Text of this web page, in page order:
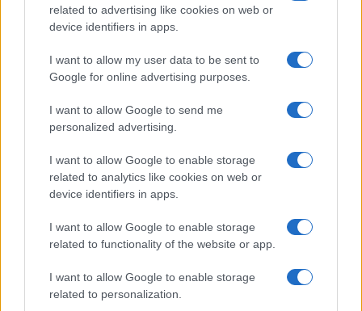
related to advertising like cookies on web or
device identifiers in apps.
I want to allow my user data to be sent to
Google for online advertising purposes.
I want to allow Google to send me
personalized advertising.
I want to allow Google to enable storage
related to analytics like cookies on web or
device identifiers in apps.
I want to allow Google to enable storage
related to functionality of the website or app.
I want to allow Google to enable storage
related to personalization.
Savezi pisaca Rumunije i Republike Moldavije
početkom maja poručili su u zajedničkoj izjavi:
„Vrijeme je da se s deklaracija pređe na konkretne
korake.” Ipak, potrajat će do ostvarenja tog cilja. U
ustavima obje države postoje visoke prepreke za
ujedinjenje, a Moldavija se i u tom dokumentu
obavezala na vojnu neutralnost. Ali najveća
područjem koje i danas kontrolišu proruski
separatisti.
„To je njihova stvar”
Uprkos svemu, tema ujedinjenja dobija zamah. Tako
su, naprimjer, moldavski birači važan faktor na